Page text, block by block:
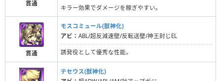
貫通
キラー効果でダメージを稼ぎやすい。
貫通
モスコミュール(獣神化)
アビ： ABL/超反減速壁/反転送壁/神王封じEL
誘発役として優秀な性能。
テセウス(獣神化)